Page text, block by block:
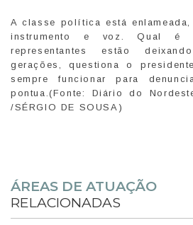
A classe política está
instrumento e voz. Qual
representantes estão
gerações, questiona o
sempre funcionar para
pontua.(Fonte: Diário do
/SÉRGIO DE SOUSA)
ÁREAS DE ATUAÇÃO
RELACIONADAS